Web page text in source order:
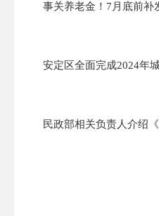
事关养老金！7月底前补